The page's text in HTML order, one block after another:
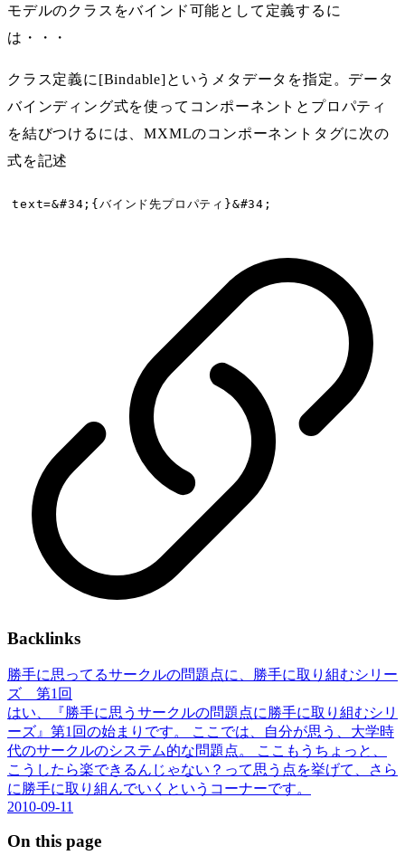
モデルのクラスをバインド可能として定義するに
は・・・
クラス定義に[Bindable]というメタデータを指定。データ
バインディング式を使ってコンポーネントとプロパティ
を結びつけるには、MXMLのコンポーネントタグに次の
式を記述
text=&#34;{バインド先プロパティ}&#34;
Backlinks
勝手に思ってるサークルの問題点に、勝手に取り組むシリー
ズ 第1回
はい、『勝手に思うサークルの問題点に勝手に取り組むシリ
ーズ』第1回の始まりです。 ここでは、自分が思う、大学時
代のサークルのシステム的な問題点。 ここもうちょっと、
こうしたら楽できるんじゃない？って思う点を挙げて、さら
に勝手に取り組んでいくというコーナーです。
2010-09-11
On this page